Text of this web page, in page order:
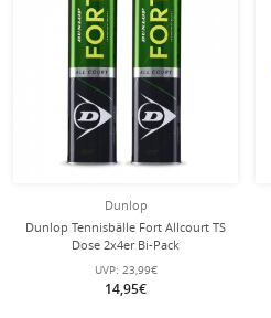
Dunlop
Dunlop Tennisbälle Fort Allcourt TS
Dose 2x4er Bi-Pack
UVP: 23,99€
14,95€